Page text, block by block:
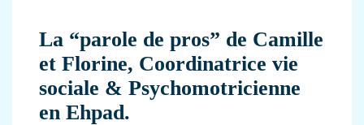
La “parole de pros” de Camille
et Florine, Coordinatrice vie
sociale & Psychomotricienne
en Ehpad.